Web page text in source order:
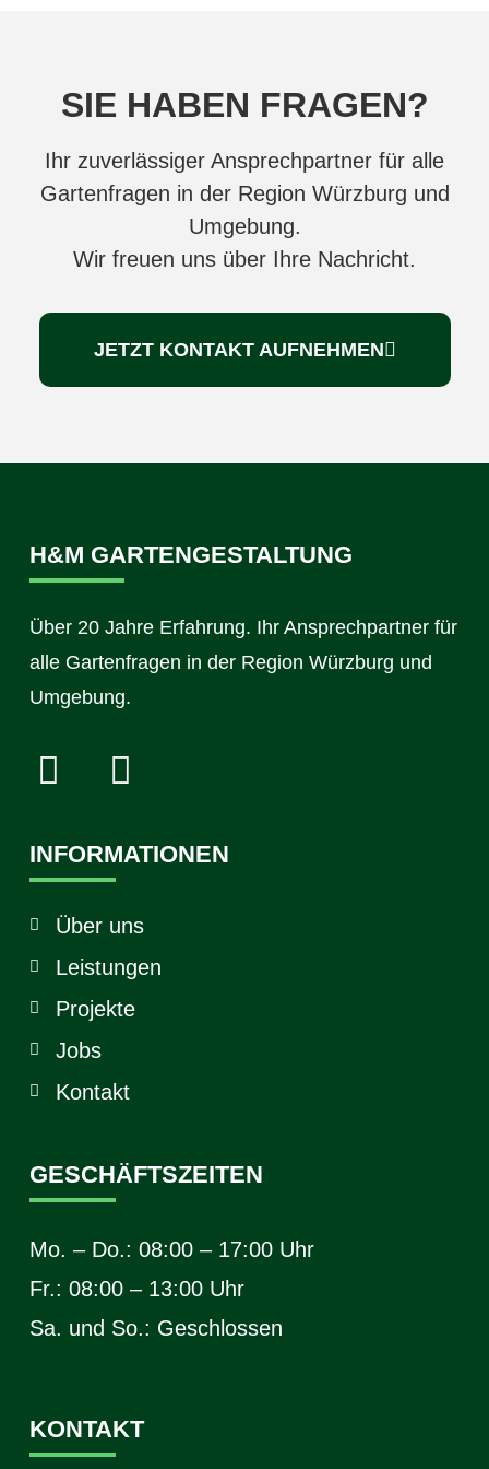
SIE HABEN FRAGEN?
Ihr zuverlässiger Ansprechpartner für alle
Gartenfragen in der Region Würzburg und
Umgebung.
Wir freuen uns über Ihre Nachricht.
JETZT KONTAKT AUFNEHMEN
H&M GARTENGESTALTUNG
Über 20 Jahre Erfahrung. Ihr Ansprechpartner für
alle Gartenfragen in der Region Würzburg und
Umgebung.
INFORMATIONEN
Über uns
Leistungen
Projekte
Jobs
Kontakt
GESCHÄFTSZEITEN
Mo. – Do.: 08:00 – 17:00 Uhr
Fr.: 08:00 – 13:00 Uhr
Sa. und So.: Geschlossen
KONTAKT